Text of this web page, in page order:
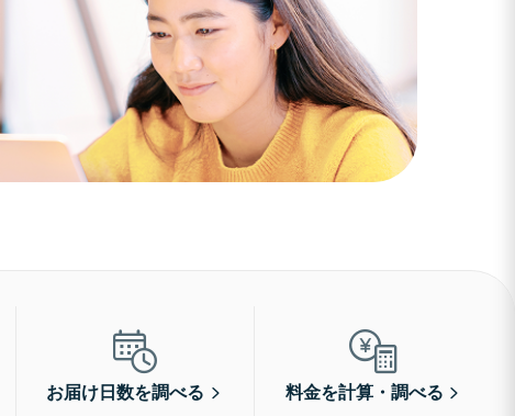
お届け日数を調べる 料金を計算・調べる